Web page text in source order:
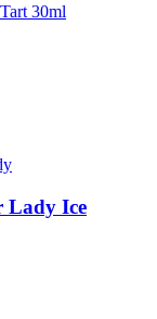
30ml
Lady Ice